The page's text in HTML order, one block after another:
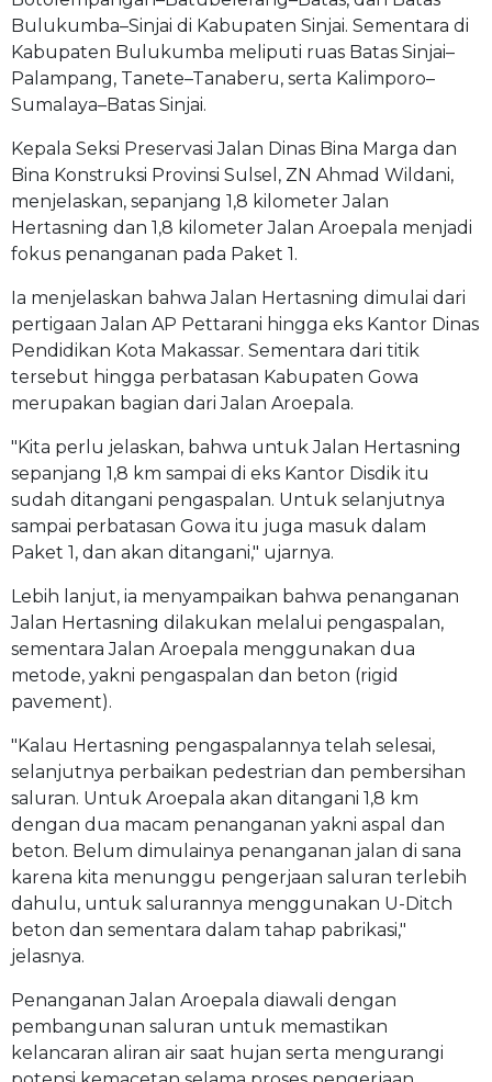
Bulukumba–Sinjai di Kabupaten Sinjai. Sementara di
Kabupaten Bulukumba meliputi ruas Batas Sinjai–
Palampang, Tanete–Tanaberu, serta Kalimporo–
Sumalaya–Batas Sinjai.
Kepala Seksi Preservasi Jalan Dinas Bina Marga dan
Bina Konstruksi Provinsi Sulsel, ZN Ahmad Wildani,
menjelaskan, sepanjang 1,8 kilometer Jalan
Hertasning dan 1,8 kilometer Jalan Aroepala menjadi
fokus penanganan pada Paket 1.
Ia menjelaskan bahwa Jalan Hertasning dimulai dari
pertigaan Jalan AP Pettarani hingga eks Kantor Dinas
Pendidikan Kota Makassar. Sementara dari titik
tersebut hingga perbatasan Kabupaten Gowa
merupakan bagian dari Jalan Aroepala.
"Kita perlu jelaskan, bahwa untuk Jalan Hertasning
sepanjang 1,8 km sampai di eks Kantor Disdik itu
sudah ditangani pengaspalan. Untuk selanjutnya
sampai perbatasan Gowa itu juga masuk dalam
Paket 1, dan akan ditangani," ujarnya.
Lebih lanjut, ia menyampaikan bahwa penanganan
Jalan Hertasning dilakukan melalui pengaspalan,
sementara Jalan Aroepala menggunakan dua
metode, yakni pengaspalan dan beton (rigid
pavement).
"Kalau Hertasning pengaspalannya telah selesai,
selanjutnya perbaikan pedestrian dan pembersihan
saluran. Untuk Aroepala akan ditangani 1,8 km
dengan dua macam penanganan yakni aspal dan
beton. Belum dimulainya penanganan jalan di sana
karena kita menunggu pengerjaan saluran terlebih
dahulu, untuk salurannya menggunakan U-Ditch
beton dan sementara dalam tahap pabrikasi,"
jelasnya.
Penanganan Jalan Aroepala diawali dengan
pembangunan saluran untuk memastikan
kelancaran aliran air saat hujan serta mengurangi